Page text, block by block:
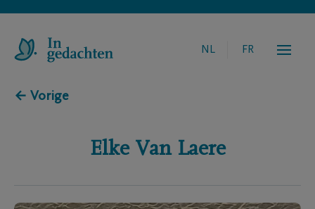
NL FR
← Vorige
Elke Van Laere